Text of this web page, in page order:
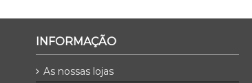
INFORMAÇÃO
As nossas lojas